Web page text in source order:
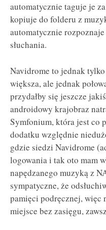
automatycznie taguje je
kopiuje do folderu z
automatycznie
słuchania.
Navidrome to jednak
większa, ale jednak
przydałby się jeszcze
androidowy krajobraz
Symfonium, która jest co
dodatku względnie
gdzie siedzi Navidrome
logowania i tak oto mam
napędzanego muzyką z
sympatyczne, że
pamięci podręcznej, więc
miejsce bez zasięgu,